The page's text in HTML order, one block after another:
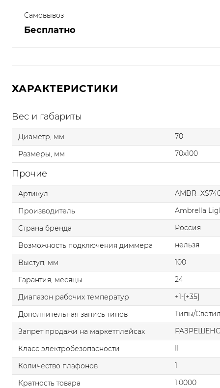
Самовывоз
Бесплатно
ХАРАКТЕРИСТИКИ
Вес и габариты
Диаметр, мм
70
Размеры, мм
70x100
Прочие
Артикул
Производитель
Ambrella
Страна бренда
Россия
Возможность подключения диммера
нельзя
Выступ, мм
100
Гарантия, месяцы
24
Диапазон рабочих температур
+1-[+35]
Дополнительная запись типов
Типы/
Запрет продажи на маркетплейсах
Класс электробезопасности
II
Количество плафонов
1
Кратность товара
1.0000